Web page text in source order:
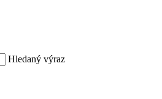
Hledaný výraz